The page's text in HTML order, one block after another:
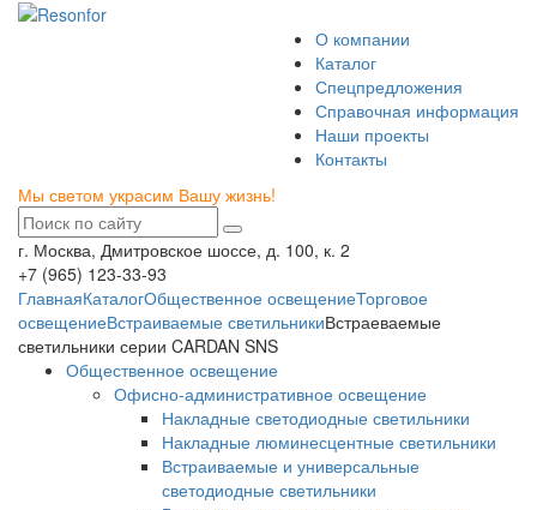
О компании
Каталог
Спецпредложения
Справочная информация
Наши проекты
Контакты
Мы светом украсим Вашу жизнь!
г. Москва, Дмитровское шоссе, д. 100, к. 2
+7 (965) 123-33-93
ГлавнаяКаталогОбщественное освещениеТорговое
освещениеВстраиваемые светильникиВстраеваемые
светильники серии CARDAN SNS
Общественное освещение
Офисно-административное освещение
Накладные светодиодные светильники
Накладные люминесцентные светильники
Встраиваемые и универсальные
светодиодные светильники